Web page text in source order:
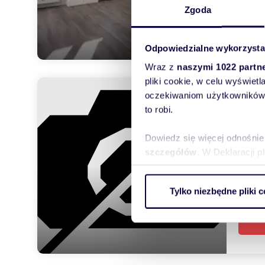
Zgoda
Odpowiedzialne
Wraz z naszymi 1022
pliki cookie, w celu
oczekiwaniom
to robi.
Dowiedz się więcej
szczegółów . W Deklaracji
ruch w naszej witrynie.
reklamowym i
uzyskanymi podczas
Tylko niezbędne pliki
3